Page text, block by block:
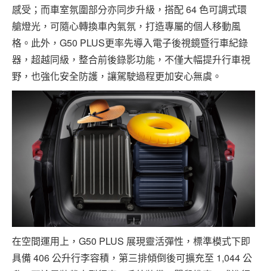
感受；而車室氛圍部分亦同步升級，搭配 64 色可調式環
艙燈光，可隨心轉換車內氣氛，打造專屬的個人移動風
格。此外，G50 PLUS更率先導入電子後視鏡暨行車紀錄
器，超越同級，整合前後錄影功能，不僅大幅提升行車視
野，也強化安全防護，讓駕駛過程更加安心無虞。
在空間運用上，G50 PLUS 展現靈活彈性，標準模式下即
具備 406 公升行李容積，第三排傾倒後可擴充至 1,044 公